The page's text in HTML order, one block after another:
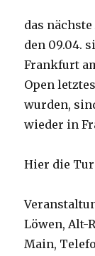
das
den 09.04.
Frankfurt
Open
wurden,
wieder in
Hier die
Löwen, Alt-
Main,